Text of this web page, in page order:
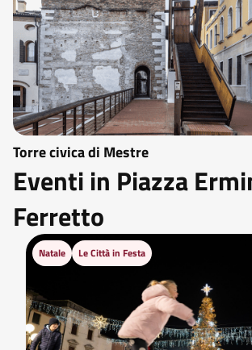
Torre civica di Mestre
Eventi in Piazza
Ferretto
Natale Le Città in Festa